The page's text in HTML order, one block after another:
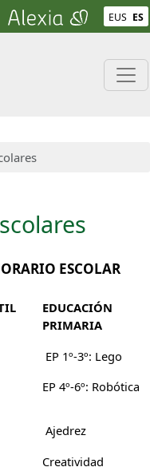
EUS ES
ESCOLAR
EDUCACIÓN
PRIMARIA
EP 1º-3º: Lego
EP 4º-6º: Robótica
Ajedrez
Creatividad